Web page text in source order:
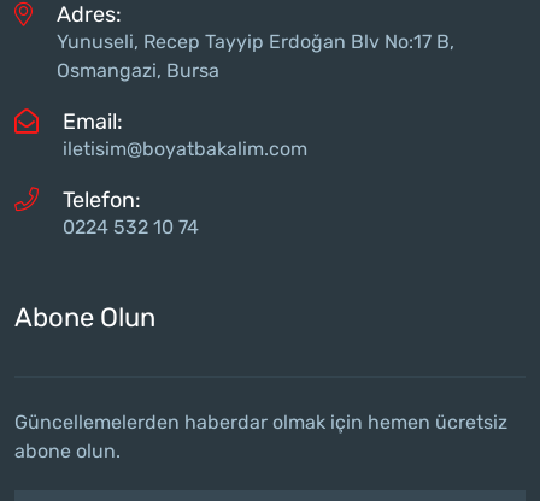
Adres:
Yunuseli, Recep Tayyip Erdoğan Blv No:17 B,
Osmangazi, Bursa
Email:
iletisim@boyatbakalim.com
Telefon:
0224 532 10 74
Abone Olun
Güncellemelerden haberdar olmak için hemen ücretsiz
abone olun.